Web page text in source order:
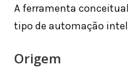
A ferramenta
tipo de automação
Origem